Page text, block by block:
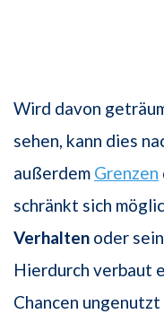
Wird davon
sehen, kann dies
außerdem Grenzen
schränkt sich
Verhalten oder
Hierdurch verbaut
Chancen